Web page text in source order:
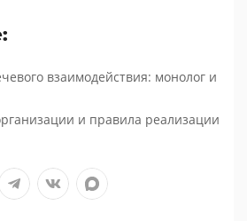
взаимодействия: монолог и
и правила реализации